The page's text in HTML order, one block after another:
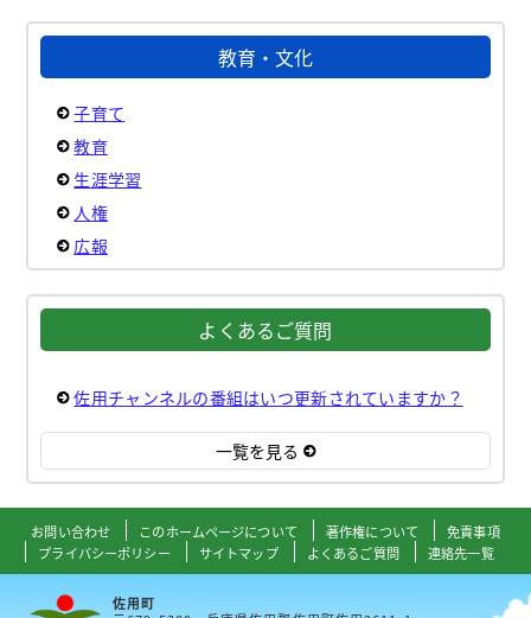
教育・文化
子育て
教育
生涯学習
人権
広報
よくあるご質問
佐用チャンネルの番組はいつ更新されていますか？
一覧を見る
お問い合わせ このホームページについて 著作権について
免責事項
プライバシーポリシー
サイトマップ よくあるご質問 連絡先一覧
佐用町